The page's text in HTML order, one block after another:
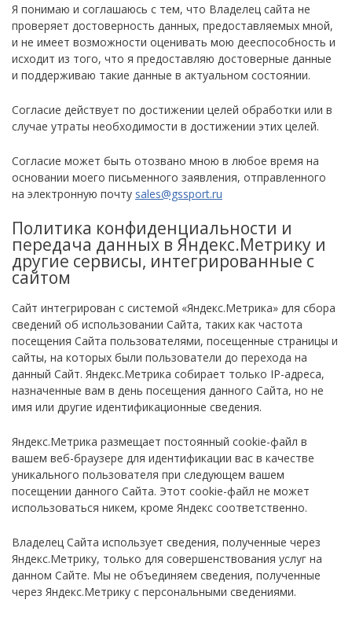
Я понимаю и соглашаюсь с тем, что Владелец сайта не
проверяет достоверность данных, предоставляемых мной,
и не имеет возможности оценивать мою дееспособность и
исходит из того, что я предоставляю достоверные данные
и поддерживаю такие данные в актуальном состоянии.
Согласие действует по достижении целей обработки или в
случае утраты необходимости в достижении этих целей.
Согласие может быть отозвано мною в любое время на
основании моего письменного заявления, отправленного
на электронную почту sales@gssport.ru
Политика конфиденциальности и
передача данных в Яндекс.Метрику и
другие сервисы, интегрированные с
сайтом
Сайт интегрирован с системой «Яндекс.Метрика» для сбора
сведений об использовании Сайта, таких как частота
посещения Сайта пользователями, посещенные страницы и
сайты, на которых были пользователи до перехода на
данный Сайт. Яндекс.Метрика собирает только IP-адреса,
назначенные вам в день посещения данного Сайта, но не
имя или другие идентификационные сведения.
Яндекс.Метрика размещает постоянный cookie-файл в
вашем веб-браузере для идентификации вас в качестве
уникального пользователя при следующем вашем
посещении данного Сайта. Этот cookie-файл не может
использоваться никем, кроме Яндекс соответственно.
Владелец Сайта использует сведения, полученные через
Яндекс.Метрику, только для совершенствования услуг на
данном Сайте. Мы не объединяем сведения, полученные
через Яндекс.Метрику с персональными сведениями.